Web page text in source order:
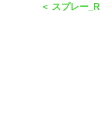
＜ スプレー_R